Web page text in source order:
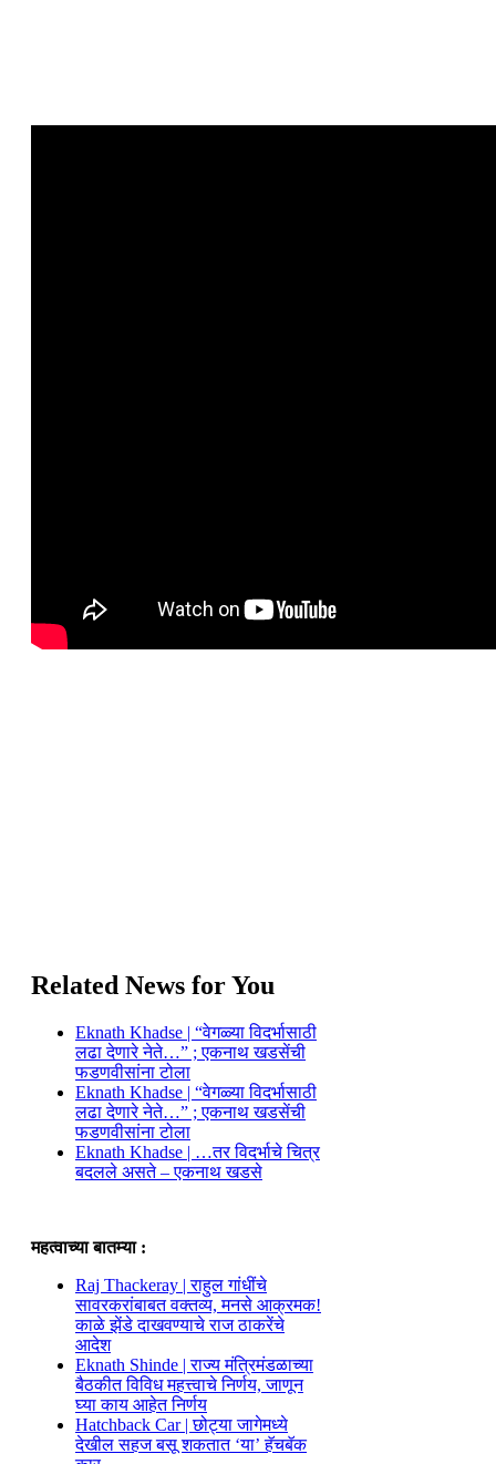
Related News for You
Eknath Khadse | “वेगळ्या विदर्भासाठी
लढा देणारे नेते…” ; एकनाथ खडसेंची
फडणवीसांना टोला
Eknath Khadse | “वेगळ्या विदर्भासाठी
लढा देणारे नेते…” ; एकनाथ खडसेंची
फडणवीसांना टोला
Eknath Khadse | …तर विदर्भाचे चित्र
बदलले असते – एकनाथ खडसे
महत्वाच्या बातम्या :
Raj Thackeray | राहुल गांधींचे
सावरकरांबाबत वक्तव्य, मनसे आक्रमक!
काळे झेंडे दाखवण्याचे राज ठाकरेंचे
आदेश
Eknath Shinde | राज्य मंत्रिमंडळाच्या
बैठकीत विविध महत्त्वाचे निर्णय, जाणून
घ्या काय आहेत निर्णय
Hatchback Car | छोट्या जागेमध्ये
देखील सहज बसू शकतात ‘या’ हॅचबॅक